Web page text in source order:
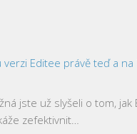
Editee právě teď a na
jste už slyšeli o tom, jak
zefektivnit…